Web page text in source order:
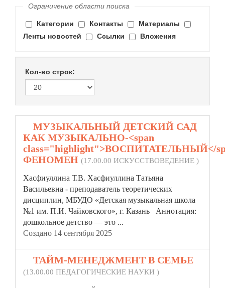
Ограничение области поиска
Категории Контакты
Материалы
Ленты новостей
Ссылки Вложения
Кол-во строк:
МУЗЫКАЛЬНЫЙ ДЕТСКИЙ САД
КАК МУЗЫКАЛЬНО-<span
class="highlight">ВОСПИТАТЕЛЬНЫЙ</
ФЕНОМЕН (17.00.00 ИСКУССТВОВЕДЕНИЕ )
Хасфиуллина Т.В. Хасфиуллина Татьяна
Васильевна - преподаватель теоретических
дисциплин, МБУДО «Детская музыкальная школа
№1 им. П.И. Чайковского», г. Казань Аннотация:
дошкольное детство — это ...
Создано 14 сентября 2025
ТАЙМ-МЕНЕДЖМЕНТ В СЕМЬЕ
(13.00.00 ПЕДАГОГИЧЕСКИЕ НАУКИ )